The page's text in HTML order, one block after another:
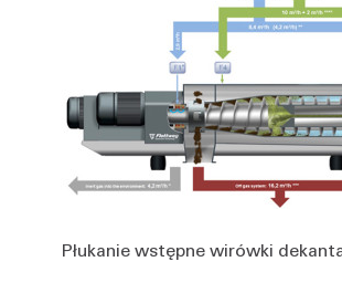
Płukanie wstępne wirówki